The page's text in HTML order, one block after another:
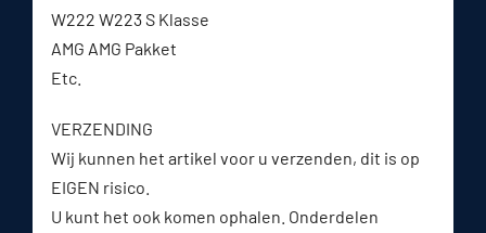
W222 W223 S Klasse
AMG AMG Pakket
Etc.
VERZENDING
Wij kunnen het artikel voor u verzenden, dit is op
EIGEN risico.
U kunt het ook komen ophalen. Onderdelen